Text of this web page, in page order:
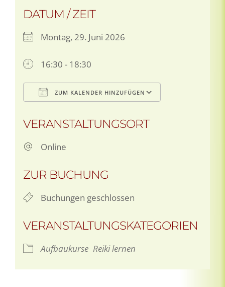
DATUM / ZEIT
Montag, 29. Juni 2026
16:30 - 18:30
ZUM KALENDER HINZUFÜGEN
VERANSTALTUNGSORT
Online
ZUR BUCHUNG
Buchungen geschlossen
VERANSTALTUNGSKATEGORIEN
Aufbaukurse Reiki lernen